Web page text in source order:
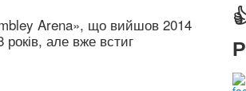
Arena», що вийшов 2014
років, але вже встиг